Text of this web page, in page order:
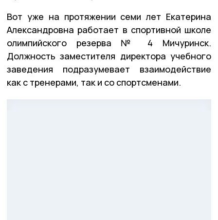
Вот уже на протяжении семи лет Екатерина
Александровна работает в спортивной школе
олимпийского резерва № 4 Мичуринск.
Должность заместителя директора учебного
заведения подразумевает взаимодействие
как с тренерами, так и со спортсменами.